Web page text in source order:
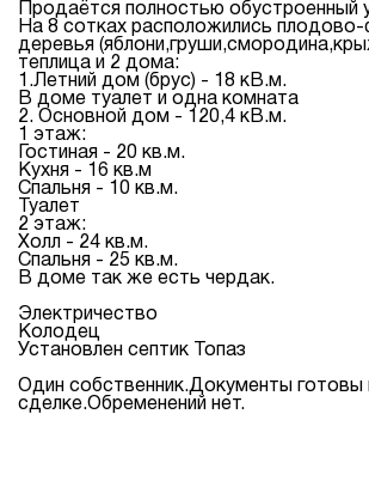
Продаётся полностью обустроенный
На 8 сотках расположились
деревья
теплица и 2 дома:
1.Летний дом (брус) - 18 кВ.м.
В доме туалет и одна комната
2. Основной дом - 120,4 кВ.м.
1 этаж:
Гостиная - 20 кв.м.
Кухня - 16 кв.м
Спальня - 10 кв.м.
Туалет
2 этаж:
Холл - 24 кв.м.
Спальня - 25 кв.м.
В доме так же есть чердак.
Электричество
Колодец
Установлен септик Топаз
Один собственник.Документы готовы
сделке.Обременений нет.